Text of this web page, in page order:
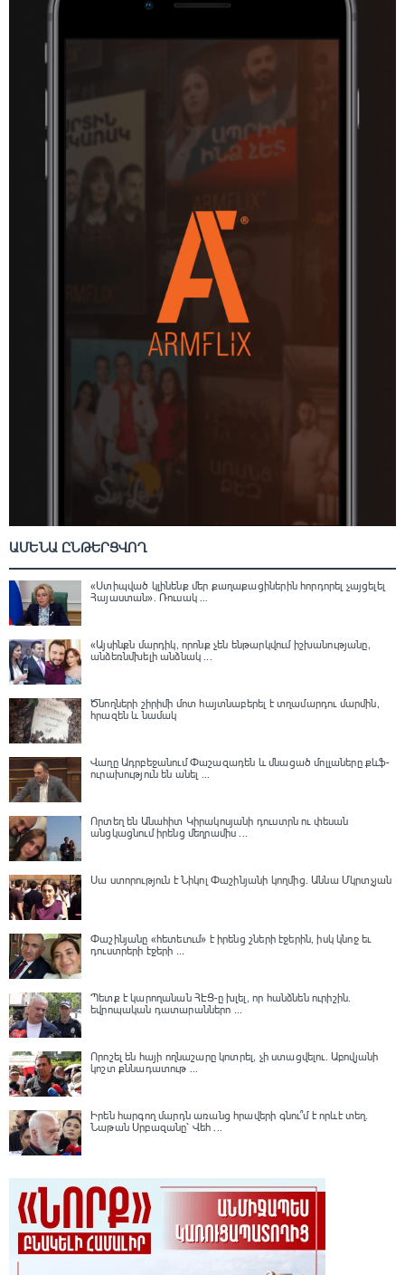
ԱՄԵՆԱ ԸՆԹԵՐՑՎՈՂ
«Ստիպված կլինենք մեր քաղաքացիներին հորդորել չայցելել
Հայաստան»․ Ռուսակ ...
«Այսինքն մարդիկ, որոնք չեն ենթարկվում իշխանությանը,
անձեռնմխելի անձնակ ...
Ծնողների շիրիմի մոտ հայտնաբերել է տղամարդու մարմին,
հրազեն և նամակ
Վաղը Ադրբեջանում Փաշազադեն և մնացած մոլլաները քևֆ-
ուրախություն են անել ...
Որտեղ են Անահիտ Կիրակոսյանի դուստրն ու փեսան
անցկացնում իրենց մեղրամիս ...
Սա ստորություն է Նիկոլ Փաշինյանի կողմից․ Աննա Մկրտչյան
Փաշինյանը «հետեւում» է իրենց շների էջերին, իսկ կնոջ եւ
դուստրերի էջերի ...
Պետք է կարողանան ՀԷՑ-ը խլել, որ հանձնեն ուրիշին.
եվրոպական դատարաններո ...
Որոշել են հայի ողնաշարը կոտրել, չի ստացվելու․ Աբովյանի
կոշտ քննադատութ ...
Իրեն հարգող մարդն առանց հրավերի գնու՞մ է որևէ տեղ.
Նաթան Սրբազանը՝ Վեհ ...